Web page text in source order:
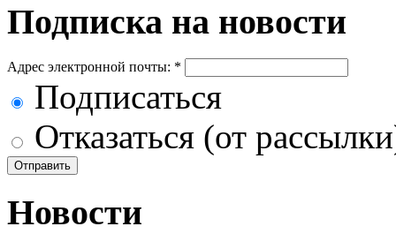
Подписка на новости
Адрес электронной почты: *
Подписаться
Отказаться (от
Новости